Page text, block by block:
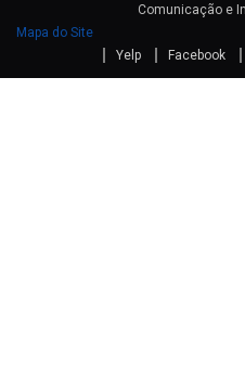
Comunicação e
Mapa do Site
Yelp
Facebook